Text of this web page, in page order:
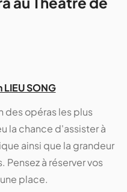
LIEU SONG
des opéras les plus
la chance d'assister à
ainsi que la grandeur
Pensez à réserver vos
place.